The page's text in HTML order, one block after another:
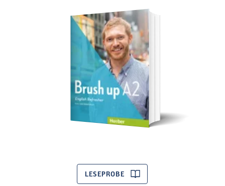
LESEPROBE
so, wie in den neuen LehrbüchernBrush up A2
Brush up B1.
Im Zentrum steht das eigene Leben
enthält vier übergeordnete Module:
"About me", "At home", "At work" und "Out and
about". EbensoBrush up B1: "You and me", "The
world around us", "Changes" und "Work". Und weil
es am einfachsten ist, etwas über sich selbst zu
Gegenwart und Zukunft.